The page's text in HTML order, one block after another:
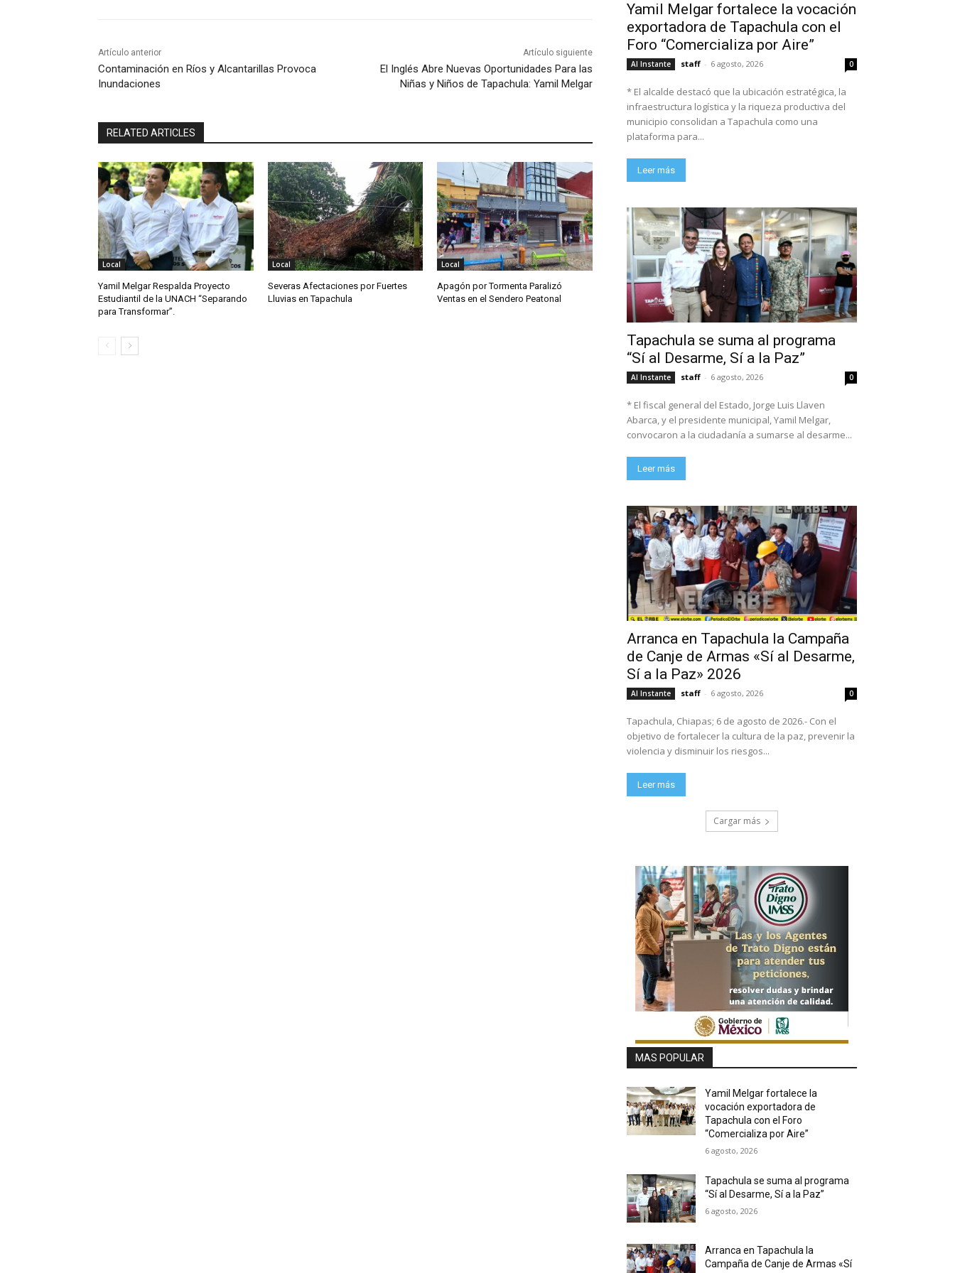
Artículo anterior
Contaminación en Ríos y Alcantarillas Provoca
Inundaciones
Artículo siguiente
El Inglés Abre Nuevas Oportunidades Para las
Niñas y Niños de Tapachula: Yamil Melgar
RELATED ARTICLES
Local
Yamil Melgar Respalda Proyecto
Estudiantil de la UNACH “Separando
para Transformar”.
Local
Severas Afectaciones por Fuertes
Lluvias en Tapachula
Local
Apagón por Tormenta Paralizó
Ventas en el Sendero Peatonal
Yamil Melgar fortalece la vocación
exportadora de Tapachula con el
Foro “Comercializa por Aire”
Al Instante staff - 6 agosto, 2026 0
* El alcalde destacó que la ubicación estratégica, la
infraestructura logística y la riqueza productiva del
municipio consolidan a Tapachula como una
plataforma para...
Leer más
Tapachula se suma al programa
“Sí al Desarme, Sí a la Paz”
Al Instante staff - 6 agosto, 2026 0
* El fiscal general del Estado, Jorge Luis Llaven
Abarca, y el presidente municipal, Yamil Melgar,
convocaron a la ciudadanía a sumarse al desarme...
Leer más
Arranca en Tapachula la Campaña
de Canje de Armas «Sí al Desarme,
Sí a la Paz» 2026
Al Instante staff - 6 agosto, 2026 0
Tapachula, Chiapas; 6 de agosto de 2026.- Con el
objetivo de fortalecer la cultura de la paz, prevenir la
violencia y disminuir los riesgos...
Leer más
Cargar más
MAS POPULAR
Yamil Melgar fortalece la
vocación exportadora de
Tapachula con el Foro
“Comercializa por Aire”
6 agosto, 2026
Tapachula se suma al programa
“Sí al Desarme, Sí a la Paz”
6 agosto, 2026
Arranca en Tapachula la
Campaña de Canje de Armas «Sí